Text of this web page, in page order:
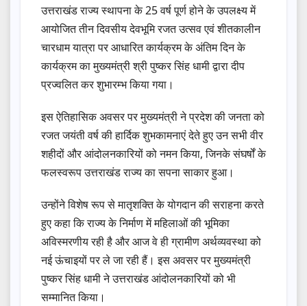
उत्तराखंड राज्य स्थापना के 25 वर्ष पूर्ण होने के उपलक्ष्य में
आयोजित तीन दिवसीय देवभूमि रजत उत्सव एवं शीतकालीन
चारधाम यात्रा पर आधारित कार्यक्रम के अंतिम दिन के
कार्यक्रम का मुख्यमंत्री श्री पुष्कर सिंह धामी द्वारा दीप
प्रज्वलित कर शुभारम्भ किया गया।
इस ऐतिहासिक अवसर पर मुख्यमंत्री ने प्रदेश की जनता को
रजत जयंती वर्ष की हार्दिक शुभकामनाएं देते हुए उन सभी वीर
शहीदों और आंदोलनकारियों को नमन किया, जिनके संघर्षों के
फलस्वरूप उत्तराखंड राज्य का सपना साकार हुआ।
उन्होंने विशेष रूप से मातृशक्ति के योगदान की सराहना करते
हुए कहा कि राज्य के निर्माण में महिलाओं की भूमिका
अविस्मरणीय रही है और आज वे ही ग्रामीण अर्थव्यवस्था को
नई ऊंचाइयों पर ले जा रही हैं। इस अवसर पर मुख्यमंत्री
पुष्कर सिंह धामी ने उत्तराखंड आंदोलनकारियों को भी
सम्मानित किया।